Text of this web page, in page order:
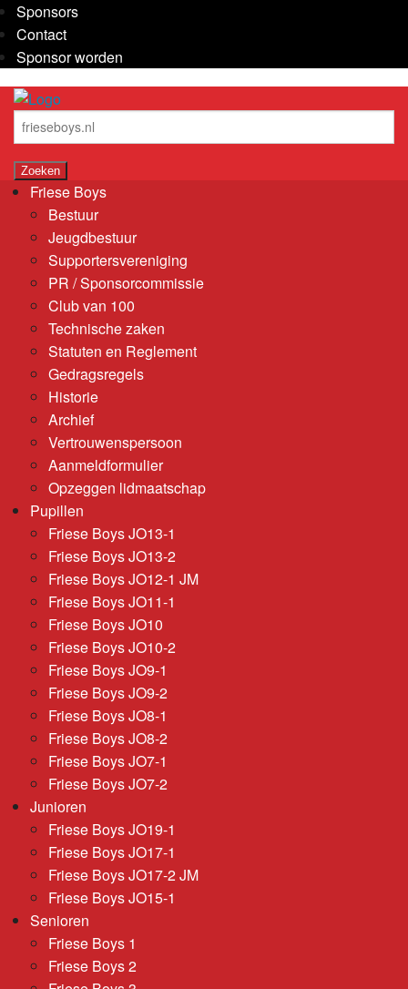
Sponsors
Contact
Sponsor worden
Friese Boys
Bestuur
Jeugdbestuur
Supportersvereniging
PR / Sponsorcommissie
Club van 100
Technische zaken
Statuten en Reglement
Gedragsregels
Historie
Archief
Vertrouwenspersoon
Aanmeldformulier
Opzeggen lidmaatschap
Pupillen
Friese Boys JO13-1
Friese Boys JO13-2
Friese Boys JO12-1 JM
Friese Boys JO11-1
Friese Boys JO10
Friese Boys JO10-2
Friese Boys JO9-1
Friese Boys JO9-2
Friese Boys JO8-1
Friese Boys JO8-2
Friese Boys JO7-1
Friese Boys JO7-2
Junioren
Friese Boys JO19-1
Friese Boys JO17-1
Friese Boys JO17-2 JM
Friese Boys JO15-1
Senioren
Friese Boys 1
Friese Boys 2